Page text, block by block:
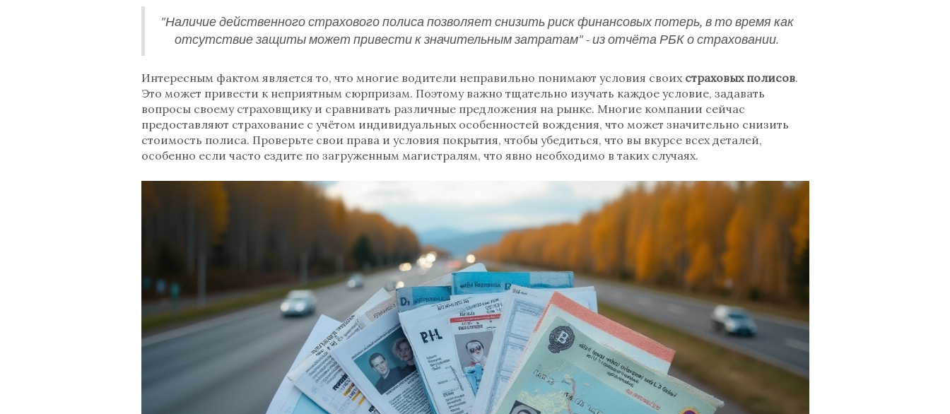
"Наличие действенного страхового полиса позволяет снизить риск финансовых потерь, в то время как
отсутствие защиты может привести к значительным затратам" - из отчёта РБК о страховании.
Интересным фактом является то, что многие водители неправильно понимают условия своих страховых полисов.
Это может привести к неприятным сюрпризам. Поэтому важно тщательно изучать каждое условие, задавать
вопросы своему страховщику и сравнивать различные предложения на рынке. Многие компании сейчас
предоставляют страхование с учётом индивидуальных особенностей вождения, что может значительно снизить
стоимость полиса. Проверьте свои права и условия покрытия, чтобы убедиться, что вы вкурсе всех деталей,
особенно если часто ездите по загруженным магистралям, что явно необходимо в таких случаях.